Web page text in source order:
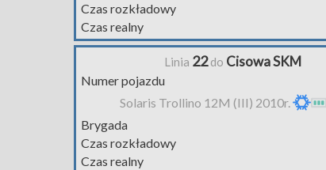
Czas rozkładowy
Czas realny
Linia 22do Cisowa SKM
Numer pojazdu
Solaris Trollino 12M (III) 2010r.
Brygada
Czas rozkładowy
Czas realny